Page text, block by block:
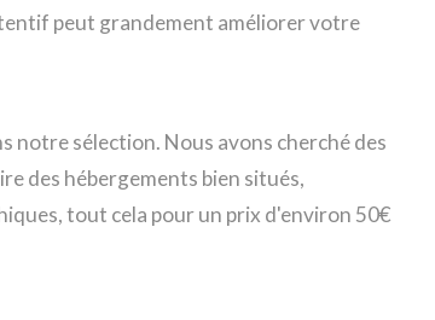
peut grandement améliorer votre
notre sélection. Nous avons cherché des
des hébergements bien situés,
tout cela pour un prix d'environ 50€